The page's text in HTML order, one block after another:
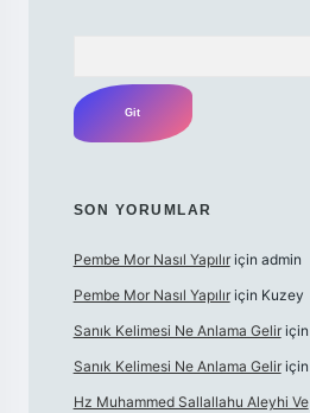
SON YORUMLAR
Pembe Mor Nasıl Yapılıriçin admin
Pembe Mor Nasıl Yapılıriçin Kuzey
Sanık Kelimesi Ne Anlama Geliriçin
Sanık Kelimesi Ne Anlama Geliriçin
Hz Muhammed Sallallahu Aleyhi Ve